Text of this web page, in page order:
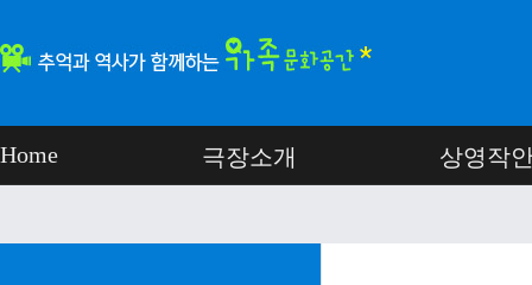
Home 극장소개 상영작